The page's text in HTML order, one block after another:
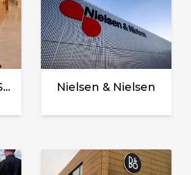
Kobbertrappen, Syddansk Universitet Nielsen & Nielsen